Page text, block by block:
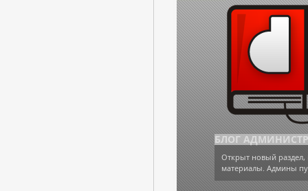
БЛОГ
Открыт новый раздел,
материалы. Админы